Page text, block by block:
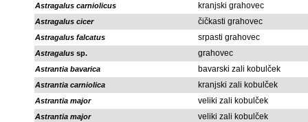
Astragalus carniolicus kranjski grahovec
Astragalus cicer čičkasti grahovec
Astragalus falcatus srpasti grahovec
Astragalus sp. grahovec
Astrantia bavarica bavarski zali kobulček
Astrantia carniolica kranjski zali kobulček
Astrantia major veliki zali kobulček
Astrantia major veliki zali kobulček